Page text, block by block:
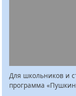
Для школьников и
программа